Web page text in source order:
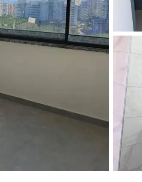
2 948 объектов
2 797 объектов
Россия · 3 920
Россия · 2 106